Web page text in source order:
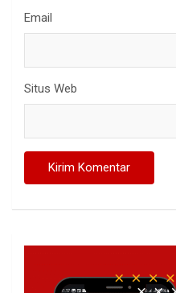
Email
Situs Web